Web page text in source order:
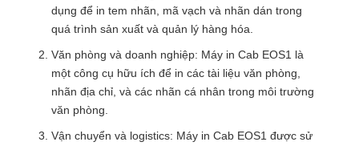
dụng để in tem nhãn, mã vạch và nhãn dán trong
quá trình sản xuất và quản lý hàng hóa.
Văn phòng và doanh nghiệp: Máy in Cab EOS1 là
một công cụ hữu ích để in các tài liệu văn phòng,
nhãn địa chỉ, và các nhãn cá nhân trong môi trường
văn phòng.
Vận chuyển và logistics: Máy in Cab EOS1 được sử